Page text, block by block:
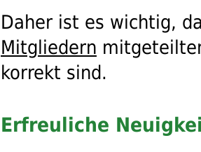
Daher ist es wichtig,
Mitgliedern
korrekt sind.
Erfreuliche